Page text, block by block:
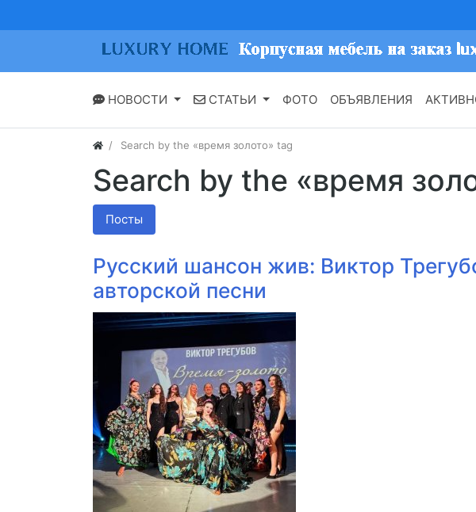
НОВОСТИ СТАТЬИ ФОТО ОБЪЯВЛЕНИЯ
Search by the «время золото» tag
Search by the «время
Посты
Русский шансон жив: Виктор
авторской песни